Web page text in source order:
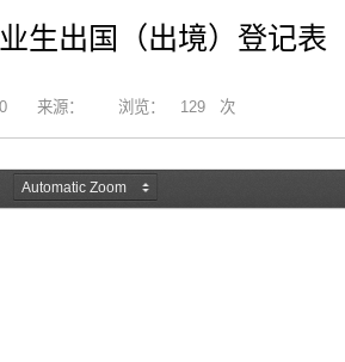
生出国（出境）登记表
来源： 浏览： 129 次